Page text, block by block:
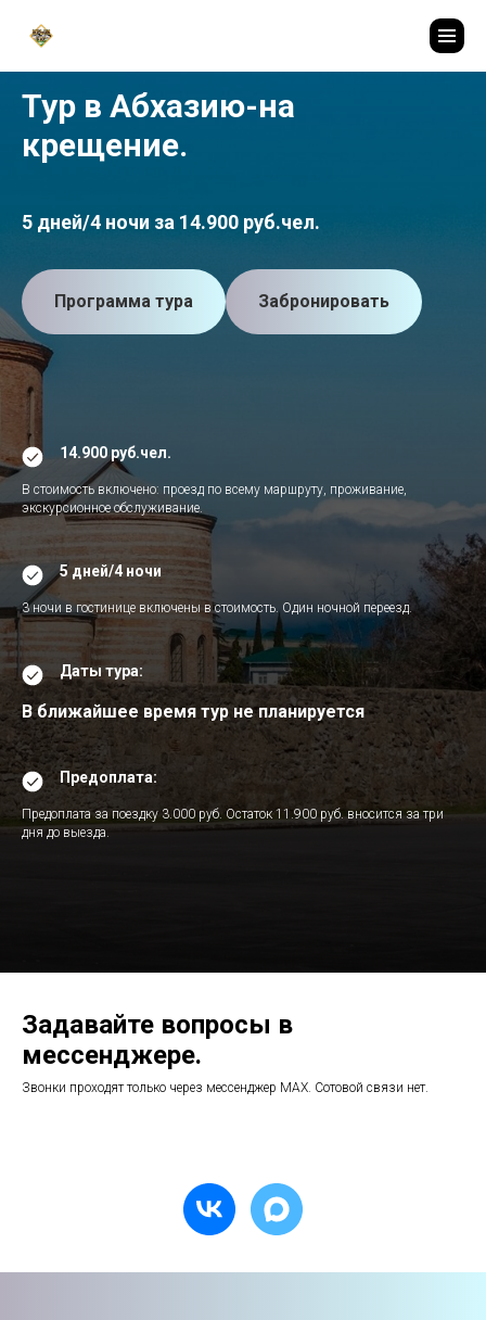
Тур в Абхазию-на
крещение.
5 дней/4 ночи за 14.900 руб.чел.
Программа тура Забронировать
14.900 руб.чел.
В стоимость включено: проезд по всему маршруту, проживание,
экскурсионное обслуживание.
5 дней/4 ночи
3 ночи в гостинице включены в стоимость. Один ночной переезд.
Даты тура:
В ближайшее время тур не планируется
Предоплата:
Предоплата за поездку 3.000 руб. Остаток 11.900 руб. вносится за три
дня до выезда.
Задавайте вопросы в
мессенджере.
Звонки проходят только через мессенджер МАХ. Сотовой связи нет.